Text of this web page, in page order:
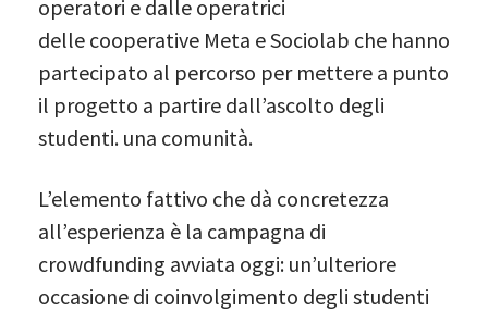
operatori e dalle operatrici
delle cooperative Meta e Sociolab che hanno
partecipato al percorso per mettere a punto
il progetto a partire dall’ascolto degli
studenti. una comunità.
L’elemento fattivo che dà concretezza
all’esperienza è la campagna di
crowdfunding avviata oggi: un’ulteriore
occasione di coinvolgimento degli studenti